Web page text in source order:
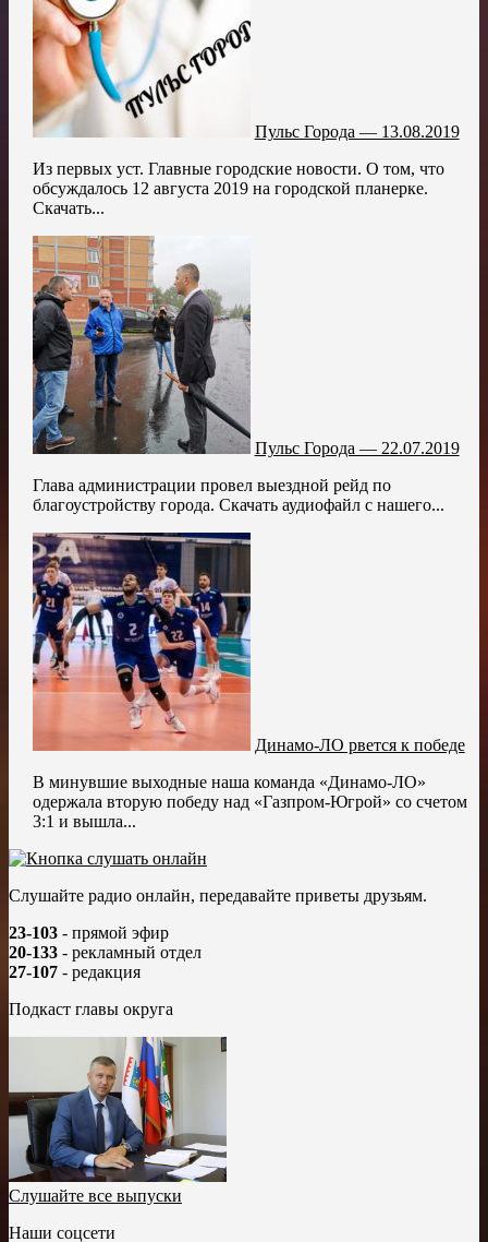
Пульс Города — 13.08.2019
Из первых уст. Главные городские новости. О том, что
обсуждалось 12 августа 2019 на городской планерке.
Скачать...
Пульс Города — 22.07.2019
Глава администрации провел выездной рейд по
благоустройству города. Скачать аудиофайл с нашего...
Динамо-ЛО рвется к победе
В минувшие выходные наша команда «Динамо-ЛО»
одержала вторую победу над «Газпром-Югрой» со счетом
3:1 и вышла...
Слушайте радио онлайн, передавайте приветы друзьям.
23-103 - прямой эфир
20-133 - рекламный отдел
27-107 - редакция
Подкаст главы округа
Слушайте все выпуски
Наши соцсети